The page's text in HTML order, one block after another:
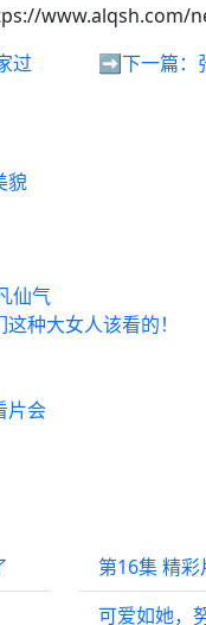
www.alqsh.com/
过 ➡️下一篇：
貌
仙气
种大女人该看的！
片会
可爱如她，